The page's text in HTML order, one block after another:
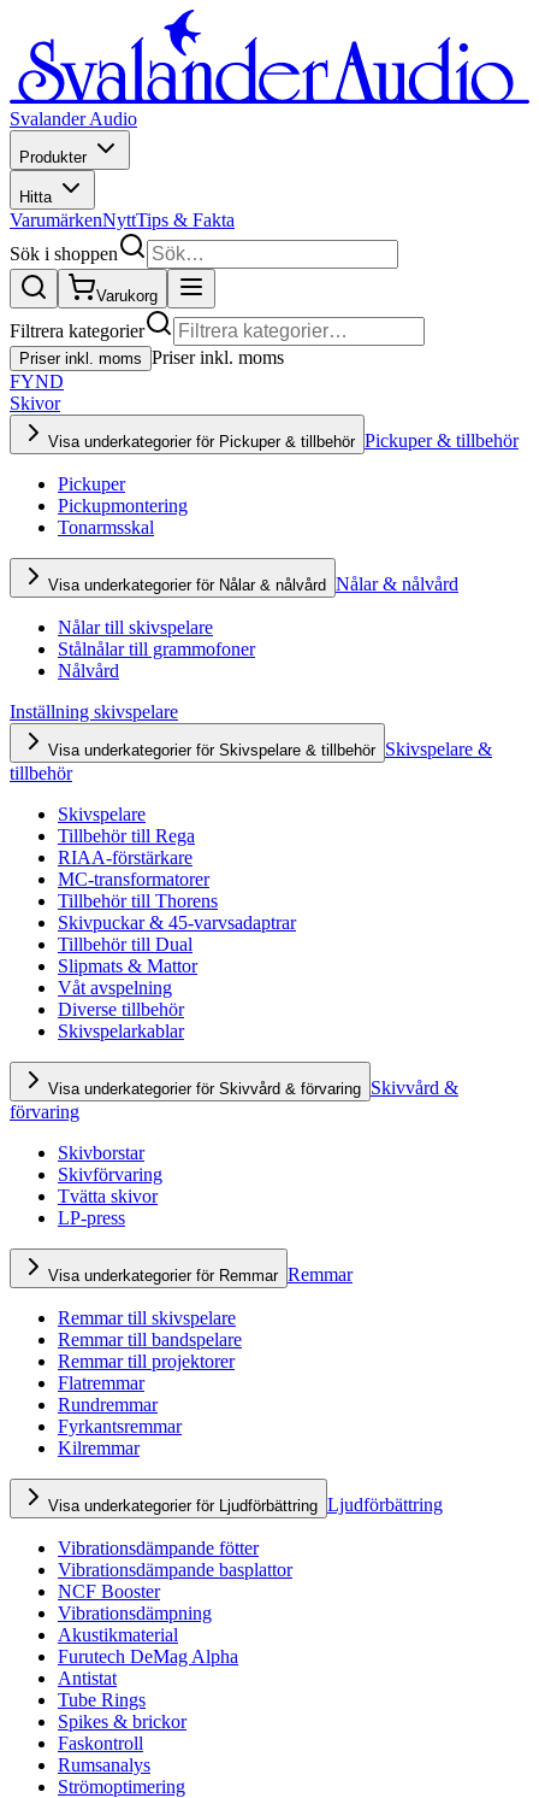
Svalander Audio
Produkter
Hitta
VarumärkenNyttTips & Fakta
Sök i shoppen
Varukorg
Filtrera kategorier
Priser inkl. moms Priser inkl. moms
FYND
Skivor
Visa underkategorier för Pickuper & tillbehör Pickuper & tillbehör
Pickuper
Pickupmontering
Tonarmsskal
Visa underkategorier för Nålar & nålvård Nålar & nålvård
Nålar till skivspelare
Stålnålar till grammofoner
Nålvård
Inställning skivspelare
Visa underkategorier för Skivspelare & tillbehör Skivspelare &
tillbehör
Skivspelare
Tillbehör till Rega
RIAA-förstärkare
MC-transformatorer
Tillbehör till Thorens
Skivpuckar & 45-varvsadaptrar
Tillbehör till Dual
Slipmats & Mattor
Våt avspelning
Diverse tillbehör
Skivspelarkablar
Visa underkategorier för Skivvård & förvaring Skivvård &
förvaring
Skivborstar
Skivförvaring
Tvätta skivor
LP-press
Visa underkategorier för Remmar Remmar
Remmar till skivspelare
Remmar till bandspelare
Remmar till projektorer
Flatremmar
Rundremmar
Fyrkantsremmar
Kilremmar
Visa underkategorier för Ljudförbättring Ljudförbättring
Vibrationsdämpande fötter
Vibrationsdämpande basplattor
NCF Booster
Vibrationsdämpning
Akustikmaterial
Furutech DeMag Alpha
Antistat
Tube Rings
Spikes & brickor
Faskontroll
Rumsanalys
Strömoptimering